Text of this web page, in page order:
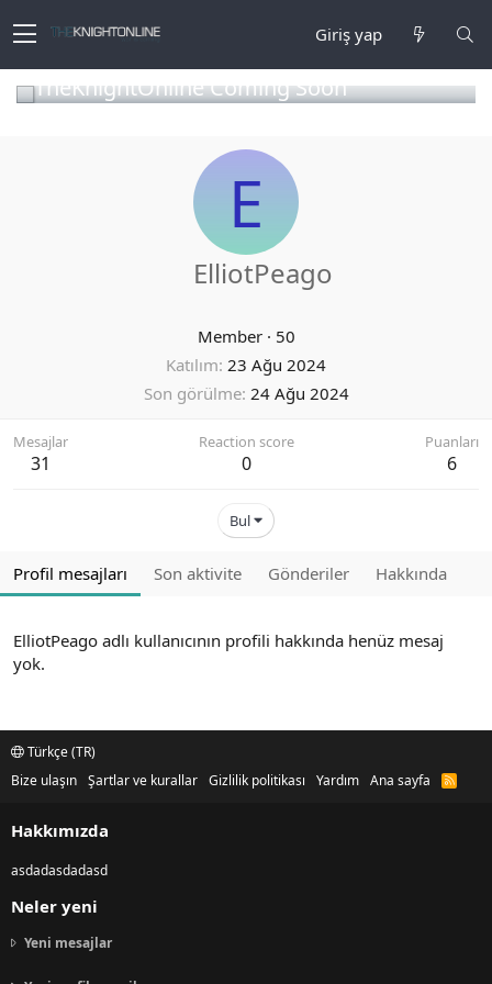
Giriş yap
TheKnightOnline Coming Soon
E
ElliotPeago
Member · 50
Katılım 23 Ağu 2024
Son görülme 24 Ağu 2024
Mesajlar
31
Reaction score
0
Puanları
6
Bul
Profil mesajları Son aktivite Gönderiler Hakkında
ElliotPeago adlı kullanıcının profili hakkında henüz mesaj
yok.
Türkçe (TR)
Bize ulaşın Şartlar ve kurallar Gizlilik politikası Yardım Ana sayfa
R
Hakkımızda
asdadasdadasd
Neler yeni
Yeni mesajlar